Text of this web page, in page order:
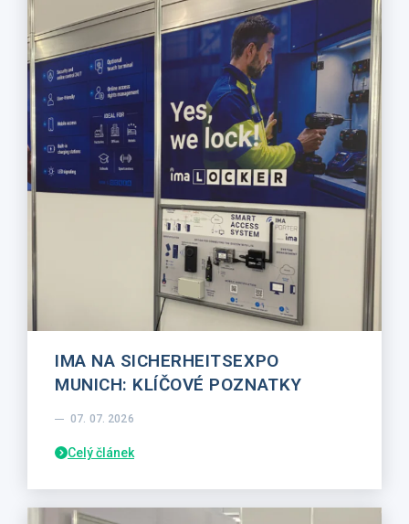
IMA NA SICHERHEITSEXPO
MUNICH: KLÍČOVÉ POZNATKY
07. 07. 2026
Celý článek